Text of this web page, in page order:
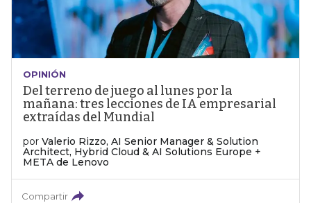
OPINIÓN
Del terreno de juego al lunes por la
mañana: tres lecciones de IA empresarial
extraídas del Mundial
por Valerio Rizzo, AI Senior Manager & Solution
Architect, Hybrid Cloud & AI Solutions Europe +
META de Lenovo
Compartir